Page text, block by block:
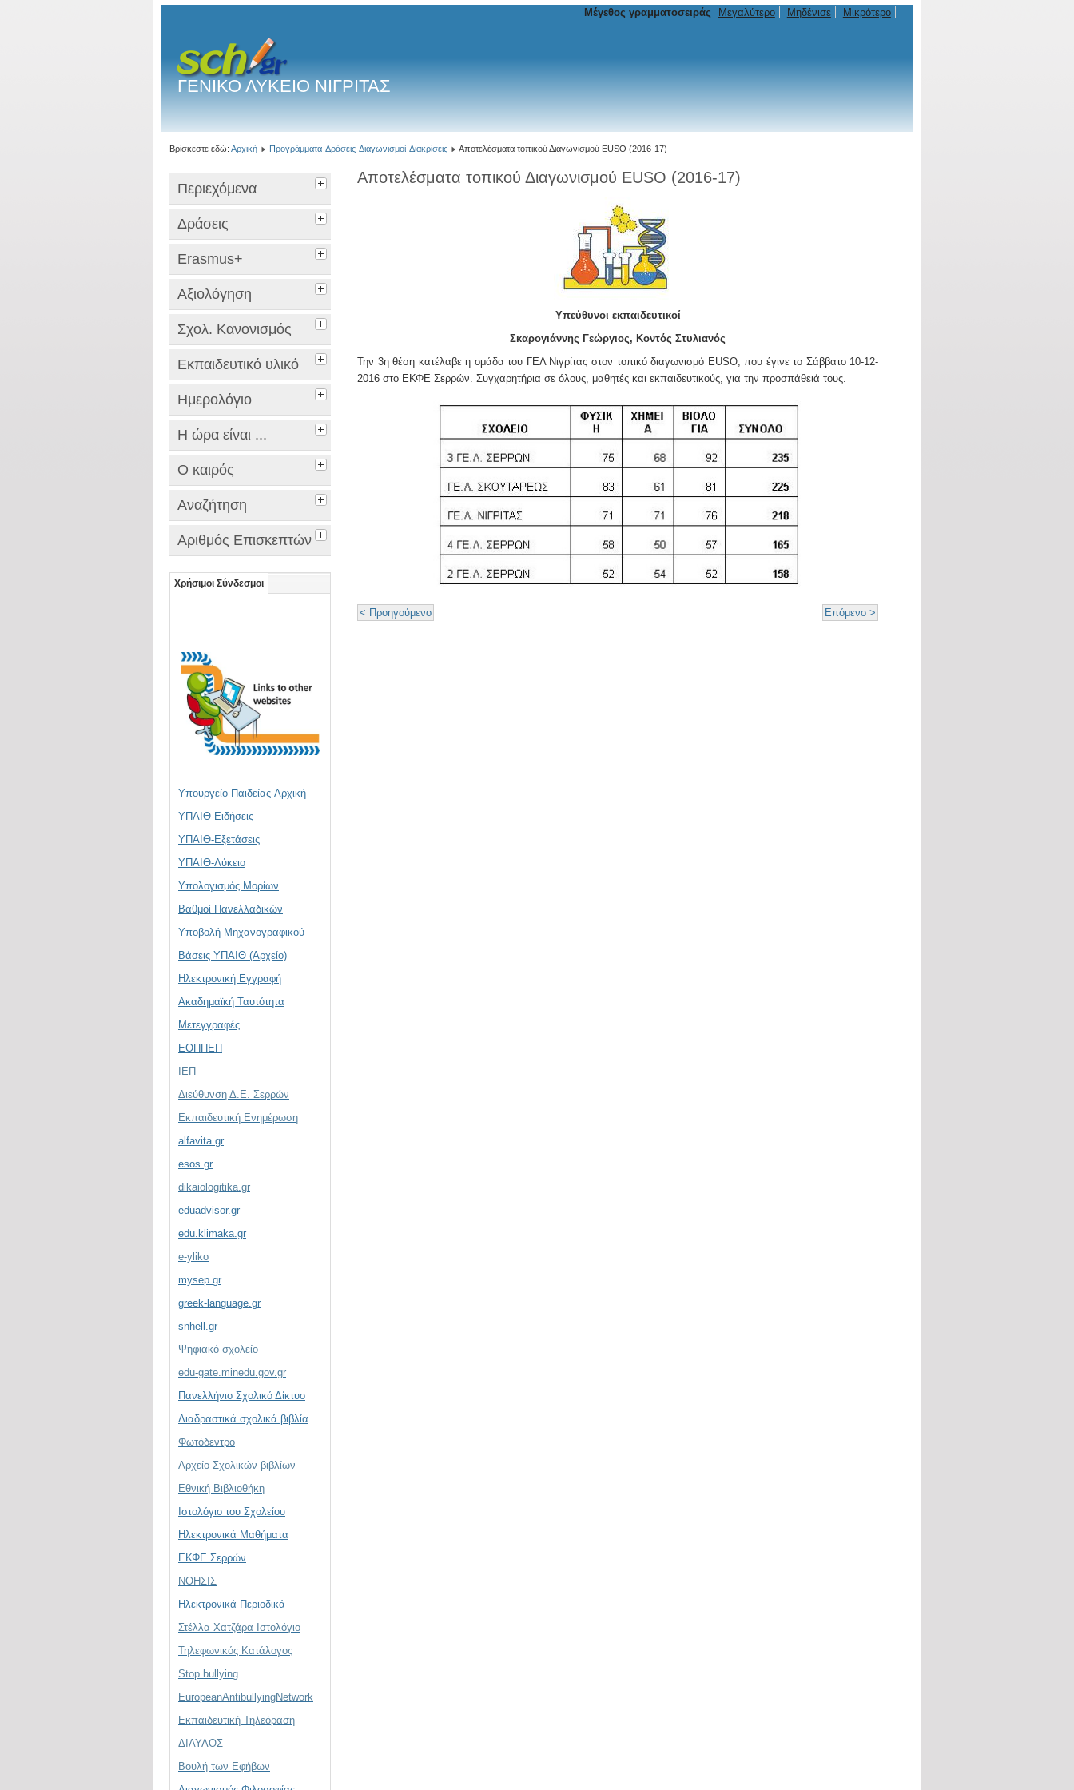
ΓΕΝΙΚΟ ΛΥΚΕΙΟ ΝΙΓΡΙΤΑΣ
Μέγεθος γραμματοσειράς Μεγαλύτερο Μηδένισε Μικρότερο
Βρίσκεστε εδώ: Αρχική Προγράμματα-Δράσεις-Διαγωνισμοί-Διακρίσεις Αποτελέσματα τοπικού Διαγωνισμού EUSO (2016-17)
Περιεχόμενα
Δράσεις
Erasmus+
Αξιολόγηση
Σχολ. Κανονισμός
Εκπαιδευτικό υλικό
Ημερολόγιο
Η ώρα είναι ...
Ο καιρός
Αναζήτηση
Αριθμός Επισκεπτών
Χρήσιμοι Σύνδεσμοι
Υπουργείο Παιδείας-Αρχική
ΥΠΑΙΘ-Ειδήσεις
ΥΠΑΙΘ-Εξετάσεις
ΥΠΑΙΘ-Λύκειο
Υπολογισμός Μορίων
Βαθμοί Πανελλαδικών
Υποβολή Μηχανογραφικού
Βάσεις ΥΠΑΙΘ (Αρχείο)
Ηλεκτρονική Eγγραφή
Ακαδημαϊκή Ταυτότητα
Μετεγγραφές
ΕΟΠΠΕΠ
ΙΕΠ
Διεύθυνση Δ.Ε. Σερρών
Εκπαιδευτική Ενημέρωση
alfavita.gr
esos.gr
dikaiologitika.gr
eduadvisor.gr
edu.klimaka.gr
e-yliko
mysep.gr
greek-language.gr
snhell.gr
Ψηφιακό σχολείο
edu-gate.minedu.gov.gr
Πανελλήνιο Σχολικό Δίκτυο
Διαδραστικά σχολικά βιβλία
Φωτόδεντρο
Αρχείο Σχολικών βιβλίων
Εθνική Βιβλιοθήκη
Ιστολόγιο του Σχολείου
Ηλεκτρονικά Μαθήματα
ΕΚΦΕ Σερρών
ΝΟΗΣΙΣ
Ηλεκτρονικά Περιοδικά
Στέλλα Χατζάρα Ιστολόγιο
Τηλεφωνικός Κατάλογος
Stop bullying
EuropeanAntibullyingNetwork
Εκπαιδευτική Τηλεόραση
ΔΙΑΥΛΟΣ
Βουλή των Εφήβων
Αποτελέσματα τοπικού Διαγωνισμού EUSO (2016-17)
Υπεύθυνοι εκπαιδευτικοί
Σκαρογιάννης Γεώργιος, Κοντός Στυλιανός
Την 3η θέση κατέλαβε η ομάδα του ΓΕΛ Νιγρίτας στον τοπικό διαγωνισμό EUSO, που έγινε το Σάββατο 10-12-
2016 στο ΕΚΦΕ Σερρών. Συγχαρητήρια σε όλους, μαθητές και εκπαιδευτικούς, για την προσπάθειά τους.
< Προηγούμενο Επόμενο >